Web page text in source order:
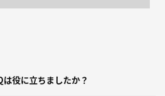
は役に立ちましたか？